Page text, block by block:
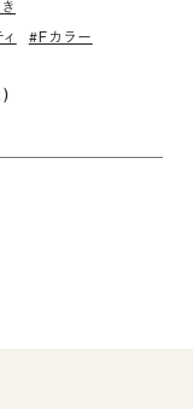
#Fカラー